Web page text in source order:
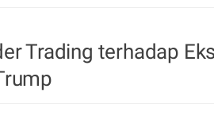
Trading terhadap Eks